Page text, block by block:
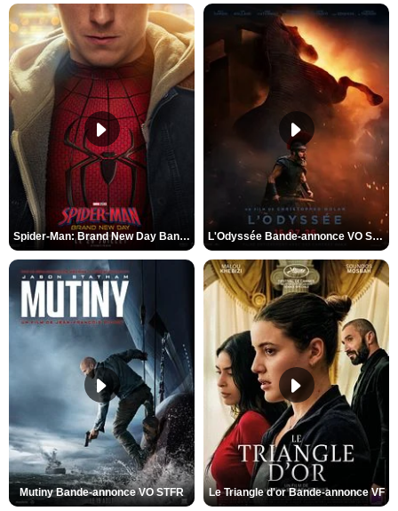
Spider-Man: Brand New Day Bande-annonce VO STFR L'Odyssée Bande-annonce VO STFR
Mutiny Bande-annonce VO STFR Le Triangle d'or Bande-annonce VF